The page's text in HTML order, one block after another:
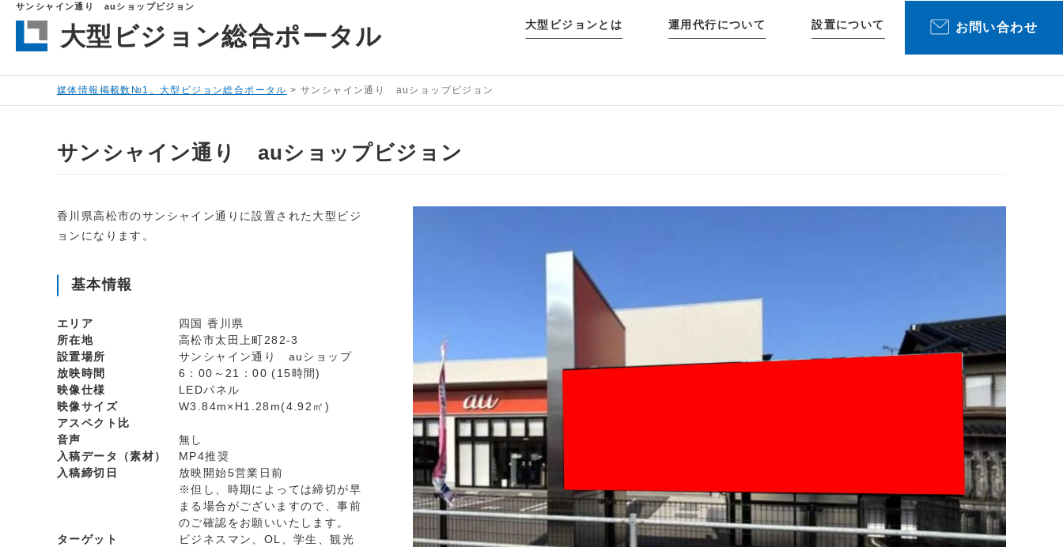
サンシャイン通り auショップビジョン
大型ビジョン総合ポータル 大型ビジョンとは 運用代行について 設置について お問い合わせ
媒体情報掲載数№1。大型ビジョン総合ポータル >サンシャイン通り auショップビジョン
サンシャイン通り auショップビジョン
香川県高松市のサンシャイン通りに設置された大型ビジ
ョンになります。
基本情報
エリア
四国 香川県
所在地
高松市太田上町282-3
設置場所
サンシャイン通り auショップ
放映時間
6：00～21：00 (15時間)
映像仕様
LEDパネル
映像サイズ
W3.84m×H1.28m(4.92㎡)
アスペクト比
音声
無し
入稿データ（素材）
MP4推奨
入稿締切日
放映開始5営業日前
※但し、時期によっては締切が早
まる場合がございますので、事前
のご確認をお願いいたします。
ターゲット
ビジネスマン、OL、学生、観光